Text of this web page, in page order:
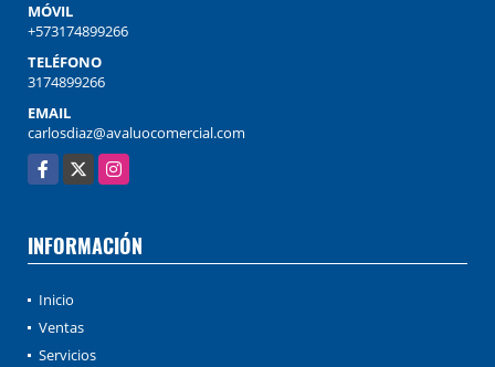
MÓVIL
+573174899266
TELÉFONO
3174899266
EMAIL
carlosdiaz@avaluocomercial.com
Facebook
X Instagram
INFORMACIÓN
Inicio
Ventas
Servicios